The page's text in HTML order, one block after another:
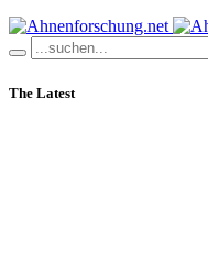
The Latest